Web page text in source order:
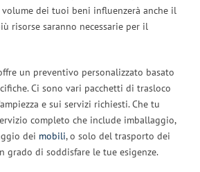
dei tuoi beni influenzerà anche il
risorse saranno necessarie per il
un preventivo personalizzato basato
Ci sono vari pacchetti di trasloco
e sui servizi richiesti. Che tu
completo che include imballaggio,
dei mobili, o solo del trasporto dei
grado di soddisfare le tue esigenze.